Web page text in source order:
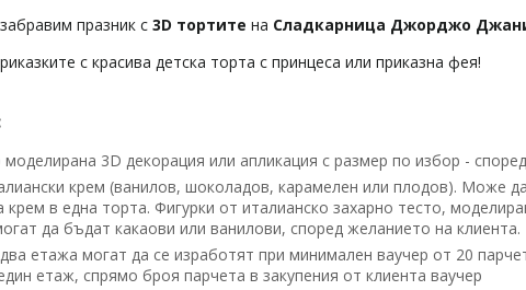
празник с 3D тортите на Сладкарница Джорджо
с красива детска торта с принцеса или приказна фея!
3D декорация или апликация с размер по избор -
крем (ванилов, шоколадов, карамелен или плодов). Може
в една торта. Фигурки от италианско захарно тесто,
да бъдат какаови или ванилови, според желанието на клиента.
етажа могат да се изработят при минимален ваучер от 20
етаж, спрямо броя парчета в закупения от клиента ваучер